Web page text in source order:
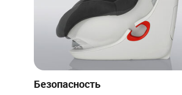
Безопасность